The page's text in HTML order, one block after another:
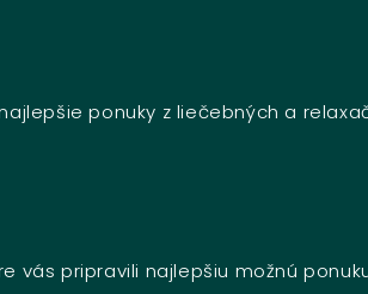
ponuky z liečebných a
vás pripravili najlepšiu možnú